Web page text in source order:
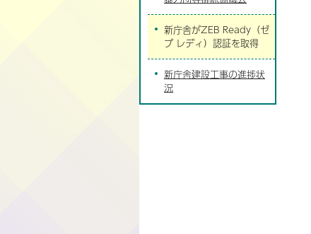
新庁舎がZEB Ready（ゼ
ブ レディ）認証を取得
新庁舎建設工事の進捗状
況